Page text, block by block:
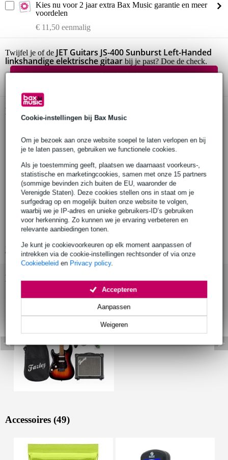
Cookie-instellingen bij Bax Music
Om je bezoek aan onze website soepel te laten verlopen en bij
je te laten passen, gebruiken we functionele cookies.
Als je toestemming geeft, plaatsen we daarnaast voorkeurs-,
statistische en marketingcookies, samen met onze 15 partners
(sommige bevinden zich buiten de EU, waaronder de
Verenigde Staten). Deze cookies stellen ons in staat om je
surfgedrag op en mogelijk buiten onze website te volgen,
waarbij we je IP-adres en unieke gebruikers-ID’s gebruiken
voor herkenning. Zo kunnen we je ervaring verbeteren en
relevante aanbiedingen tonen.
Je kunt je cookievoorkeuren op elk moment aanpassen of
intrekken via de cookie-instellingen rechtsonder of via onze
Cookiebeleid en Privacy policy.
Weigeren
Aanpassen
Accepteren
Kies nu voor 2 jaar extra Bax Music garantie en meer
voordelen
€ 11,50 eenmalig
Twijfel je of de JET Guitars JS-400 Sunburst Left-Handed
linkshandige elektrische gitaar bij je past? Doe de check.
Start de check
Productinformatie
model: JS-400 Left-Handed
serie: 400 Series
body
materiaal: linde (basswood)
afwerking: hoogglans (gloss)
verbinding: geschroefd (bolt-on)
materiaal: esdoorn (Canadian roasted maple)
profiel: modern C
Bekijk alle productspecificaties
Bekijk ook eens (1)
Accessoires (49)